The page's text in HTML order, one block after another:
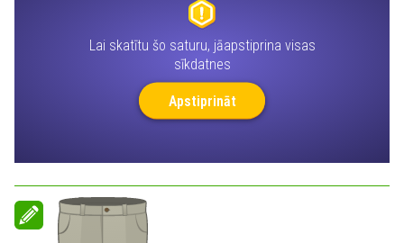
Lai skatītu šo saturu, jāapstiprina visas
sīkdatnes
Apstiprināt